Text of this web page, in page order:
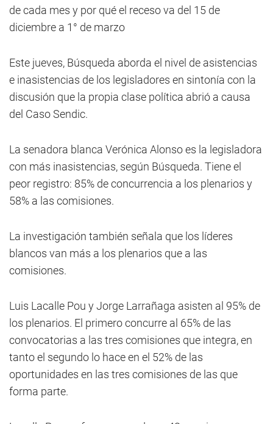
de cada mes y por qué el receso va del 15 de
diciembre a 1° de marzo
Este jueves, Búsqueda aborda el nivel de asistencias
e inasistencias de los legisladores en sintonía con la
discusión que la propia clase política abrió a causa
del Caso Sendic.
La senadora blanca Verónica Alonso es la legisladora
con más inasistencias, según Búsqueda. Tiene el
peor registro: 85% de concurrencia a los plenarios y
58% a las comisiones.
La investigación también señala que los líderes
blancos van más a los plenarios que a las
comisiones.
Luis Lacalle Pou y Jorge Larrañaga asisten al 95% de
los plenarios. El primero concurre al 65% de las
convocatorias a las tres comisiones que integra, en
tanto el segundo lo hace en el 52% de las
oportunidades en las tres comisiones de las que
forma parte.